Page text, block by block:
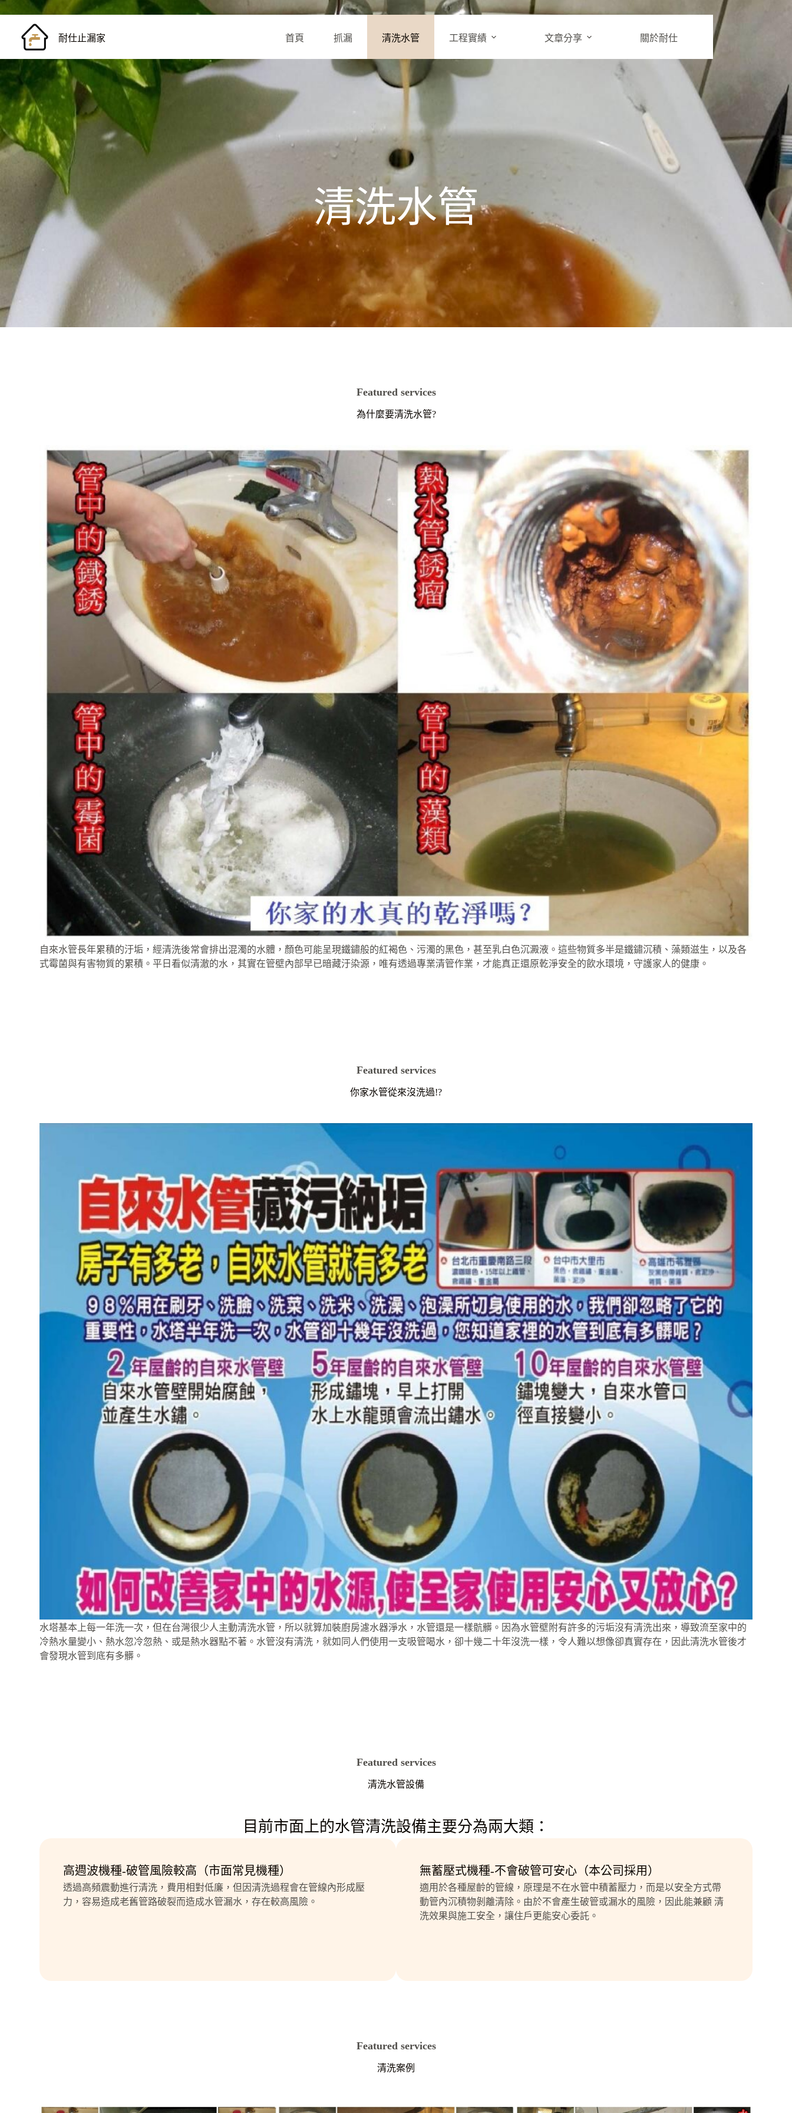
耐仕止漏家 首頁 抓漏 清洗水管 工程實績 文章分享 關於耐仕
清洗水管
Featured services
為什麼要清洗水管?
自來水管長年累積的汙垢，經清洗後常會排出混濁的水體，顏色可能呈現鐵鏽般的紅褐色、污濁的黑色，甚至乳白色沉澱液。這些物質多半是鐵鏽沉積、藻類滋生，以及各
式霉菌與有害物質的累積。平日看似清澈的水，其實在管壁內部早已暗藏汙染源，唯有透過專業清管作業，才能真正還原乾淨安全的飲水環境，守護家人的健康。
Featured services
你家水管從來沒洗過!?
水塔基本上每一年洗一次，但在台灣很少人主動清洗水管，所以就算加裝廚房濾水器淨水，水管還是一樣骯髒。因為水管壁附有許多的污垢沒有清洗出來，導致流至家中的
冷熱水量變小、熱水忽冷忽熱、或是熱水器點不著。水管沒有清洗，就如同人們使用一支吸管喝水，卻十幾二十年沒洗一樣，令人難以想像卻真實存在，因此清洗水管後才
會發現水管到底有多髒。
Featured services
清洗水管設備
目前市面上的水管清洗設備主要分為兩大類：
高週波機種-破管風險較高（市面常見機種）
透過高頻震動進行清洗，費用相對低廉，但因清洗過程會在管線內形成壓
力，容易造成老舊管路破裂而造成水管漏水，存在較高風險。
無蓄壓式機種-不會破管可安心（本公司採用）
適用於各種屋齡的管線，原理是不在水管中積蓄壓力，而是以安全方式帶
動管內沉積物剝離清除。由於不會產生破管或漏水的風險，因此能兼顧 清
洗效果與施工安全，讓住戶更能安心委託。
Featured services
清洗案例